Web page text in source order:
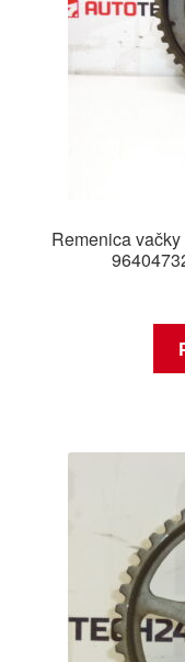
Remenica